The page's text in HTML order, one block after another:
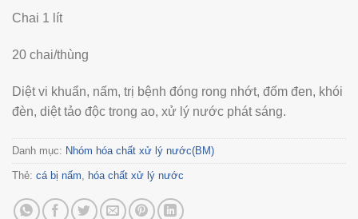
Chai 1 lít
20 chai/thùng
Diệt vi khuẩn, nấm, trị bệnh đóng rong nhớt, đốm đen, khói
đèn, diệt tảo độc trong ao, xử lý nước phát sáng.
Danh mục: Nhóm hóa chất xử lý nước(BM)
Thẻ: cá bị nấm hóa chất xử lý nước